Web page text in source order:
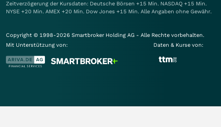
Zeitverzögerung der Kursdaten: Deutsche Börsen +15 Min. NASDAQ +15 Min.
NYSE +20 Min. AMEX +20 Min. Dow Jones +15 Min. Alle Angaben ohne Gewähr.
Copyright © 1998-2026 Smartbroker Holding AG - Alle Rechte vorbehalten.
Mit Unterstützung von:
Daten & Kurse von: